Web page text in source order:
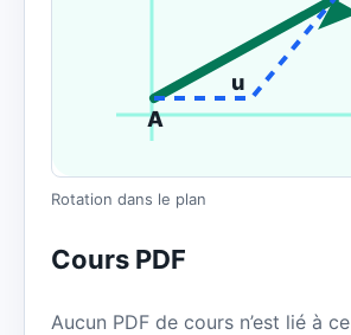
A
u
Rotation dans le plan
Cours PDF
Aucun PDF de cours n’est lié à